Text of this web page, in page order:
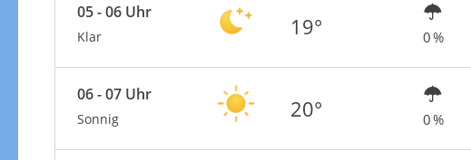
05 - 06 Uhr
Klar 19° 0 %
06 - 07 Uhr
Sonnig 20° 0 %